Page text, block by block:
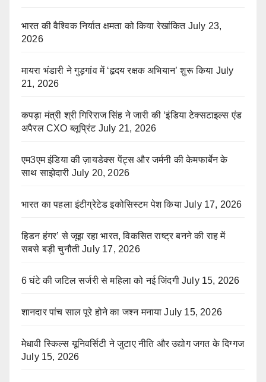
भारत की वैश्विक निर्यात क्षमता को किया रेखांकित July 23,
2026
मायरा भंडारी ने गुड़गांव में ‘हृदय रक्षक अभियान’ शुरू किया July
21, 2026
कपड़ा मंत्री श्री गिरिराज सिंह ने जारी की ‘इंडिया टेक्सटाइल्स एंड
अपैरल CXO ब्लूप्रिंट July 21, 2026
एम3एम इंडिया की ज़ायडेक्स पेंट्स और जर्मनी की केमफार्बेन के
साथ साझेदारी July 20, 2026
भारत का पहला इंटीग्रेटेड इकोसिस्टम पेश किया July 17, 2026
हिडन हंगर’ से जूझ रहा भारत, विकसित राष्ट्र बनने की राह में
सबसे बड़ी चुनौती July 17, 2026
6 घंटे की जटिल सर्जरी से महिला को नई जिंदगी July 15, 2026
शानदार पांच साल पूरे होने का जश्न मनाया July 15, 2026
मेधावी स्किल्स यूनिवर्सिटी ने जुटाए नीति और उद्योग जगत के दिग्गज
July 15, 2026